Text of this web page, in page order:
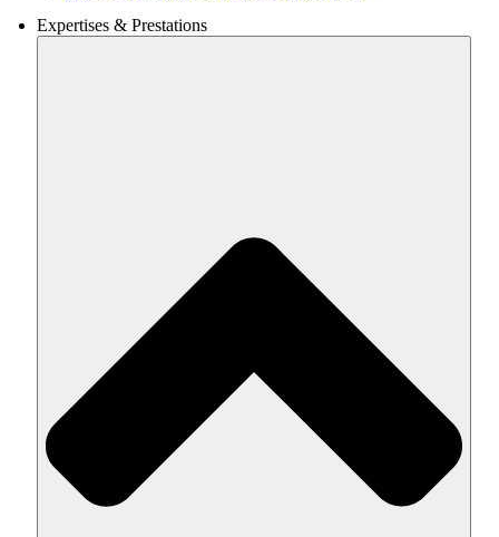
Expertises & Prestations